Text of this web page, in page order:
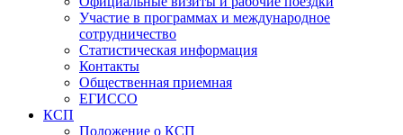
Участие в программах и международное
сотрудничество
Статистическая информация
Контакты
Общественная приемная
ЕГИССО
КСП
Положение о КСП